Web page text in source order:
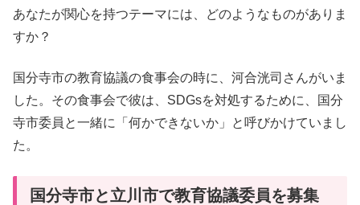
あなたが関心を持つテーマには、どのようなものがありま
すか？
国分寺市の教育協議の食事会の時に、河合洸司さんがいま
した。その食事会で彼は、SDGsを対処するために、国分
寺市委員と一緒に「何かできないか」と呼びかけていまし
た。
国分寺市と立川市で教育協議委員を募集